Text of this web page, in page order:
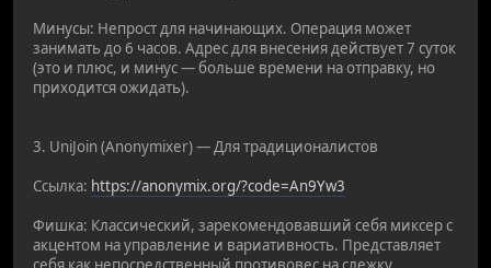
Минусы: Непрост для начинающих. Операция может
занимать до 6 часов. Адрес для внесения действует 7 суток
(это и плюс, и минус — больше времени на отправку, но
приходится ожидать).
3. UniJoin (Anonymixer) — Для традиционалистов
Ссылка: https://anonymix.org/?code=An9Yw3
Фишка: Классический, зарекомендовавший себя миксер с
акцентом на управление и вариативность. Представляет